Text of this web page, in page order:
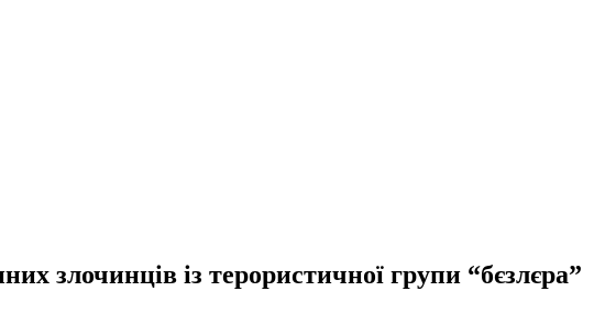
злочинців із терористичної групи “бєзлєра”